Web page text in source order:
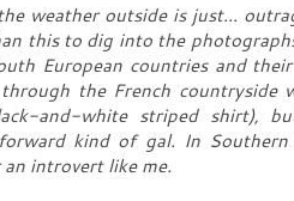
weather outside is just...
this to dig into the
European countries and
the French
and-white striped shirt),
kind of gal. In
introvert like me.